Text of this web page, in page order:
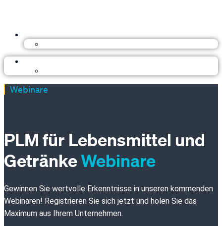
Webinare
PLM für Lebensmittel und
GetränkeWebinare
Gewinnen Sie wertvolle Erkenntnisse in unseren kommenden
Webinaren! Registrieren Sie sich jetzt und holen Sie das
Maximum aus Ihrem Unternehmen.